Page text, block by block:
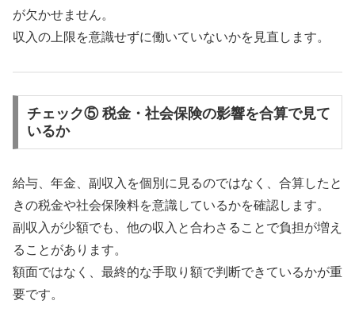
が欠かせません。
収入の上限を意識せずに働いていないかを見直します。
チェック⑤ 税金・社会保険の影響を合算で見て
いるか
給与、年金、副収入を個別に見るのではなく、合算したと
きの税金や社会保険料を意識しているかを確認します。
副収入が少額でも、他の収入と合わさることで負担が増え
ることがあります。
額面ではなく、最終的な手取り額で判断できているかが重
要です。